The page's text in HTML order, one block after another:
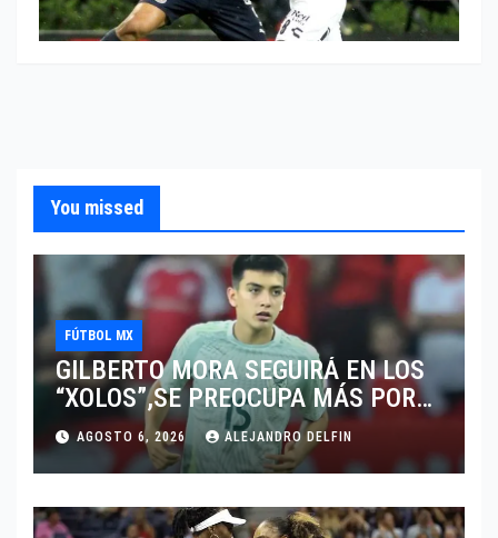
You missed
FÚTBOL MX
GILBERTO MORA SEGUIRÁ EN LOS
“XOLOS”,SE PREOCUPA MÁS POR
JUGAR EN SU EQUIPO.
AGOSTO 6, 2026 ALEJANDRO DELFIN